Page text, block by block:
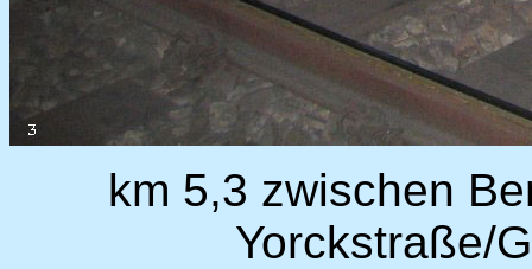
km 5,3 zwischen
Yorckstraße/